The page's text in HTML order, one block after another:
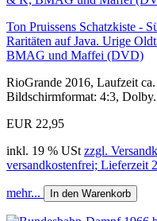
Ton Pruissens Schatzkiste -
Raritäten auf Java. Urige
BMAG und Maffei (DVD)
RioGrande 2016, Laufzeit
Bildschirmformat: 4:3,
EUR 22,95
inkl. 19 % USt zzgl.
versandkostenfrei; Lieferzeit
mehr... In den Warenkorb